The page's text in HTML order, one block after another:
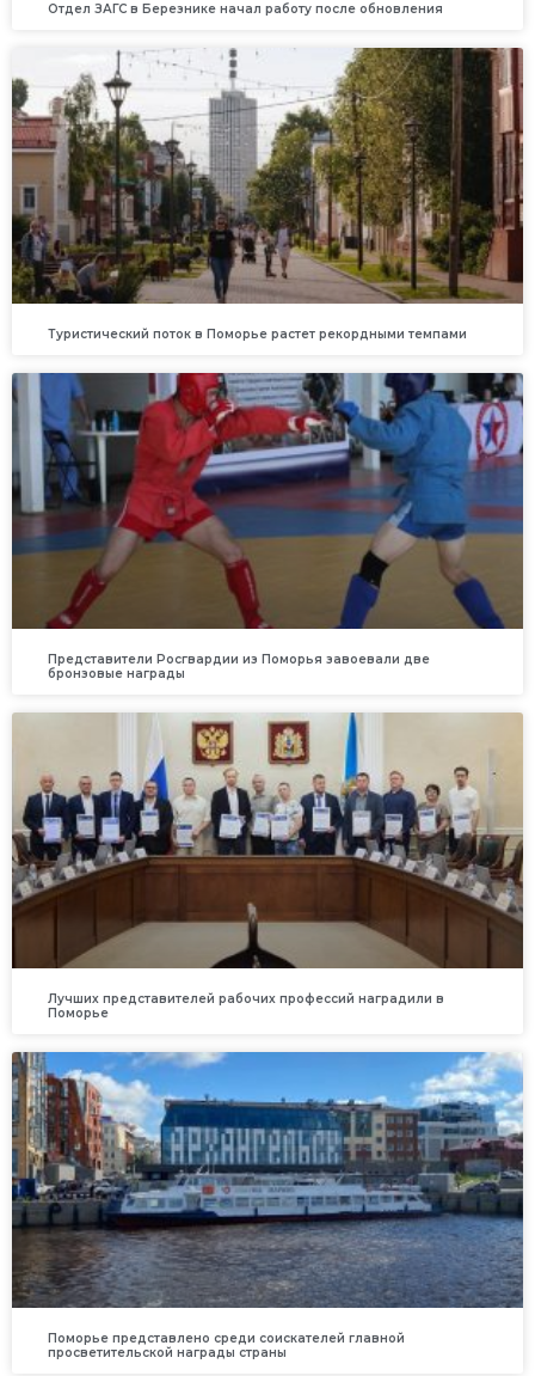
Отдел ЗАГС в Березнике начал работу после обновления
Туристический поток в Поморье растет рекордными темпами
Представители Росгвардии из Поморья завоевали две
бронзовые награды
Лучших представителей рабочих профессий наградили в
Поморье
Поморье представлено среди соискателей главной
просветительской награды страны